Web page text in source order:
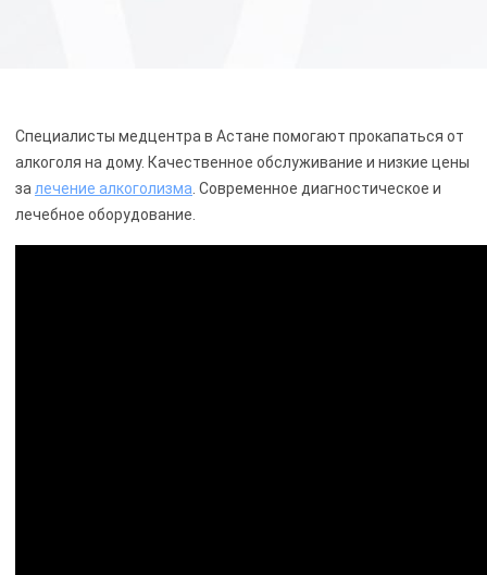
Специалисты медцентра в Астане помогают прокапаться от
алкоголя на дому. Качественное обслуживание и низкие цены
за лечение алкоголизма . Современное диагностическое и
лечебное оборудование.